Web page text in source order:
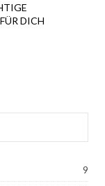
DICH
9